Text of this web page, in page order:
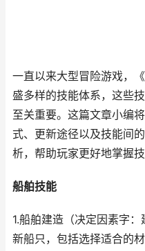
一直以来大型冒险游戏，
盛多样的技能体系，这些
至关重要。这篇文章小编
式、更新途径以及技能间
析，帮助玩家更好地掌握
船舶技能
1.船舶建造（决定因素字
新船只，包括选择适合的